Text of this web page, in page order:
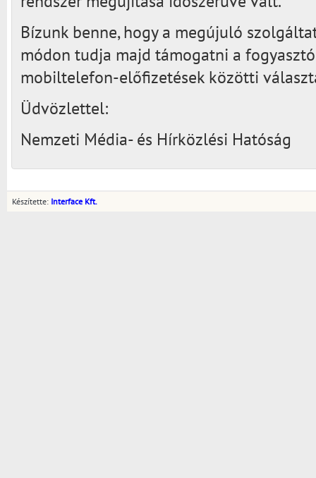
Bízunk benne, hogy a megújuló
módon tudja majd támogatni a
mobiltelefon-előfizetések közötti
Üdvözlettel:
Nemzeti Média- és Hírközlési Hatóság
Készítette: Interface Kft.